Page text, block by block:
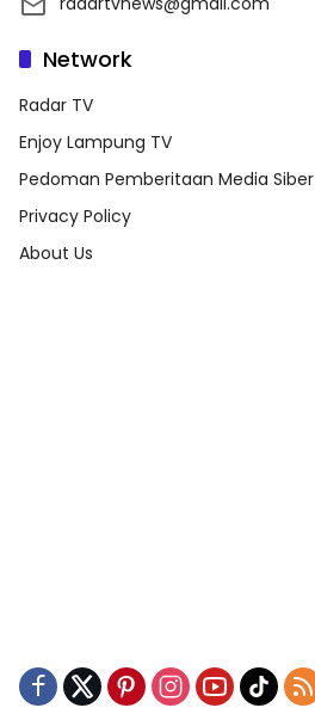
Network
Radar TV
Enjoy Lampung TV
Pedoman Pemberitaan Media Siber
Privacy Policy
About Us